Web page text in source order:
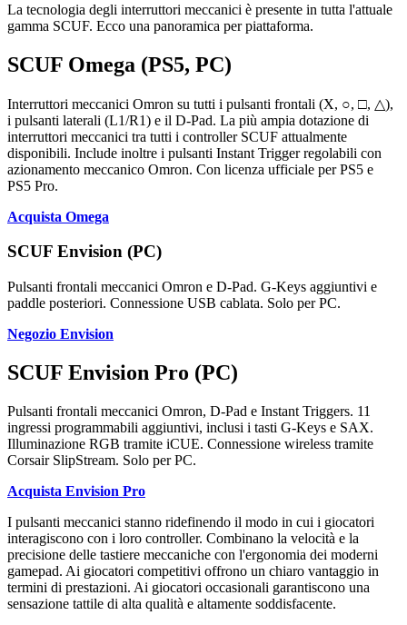
La tecnologia degli interruttori meccanici è presente in tutta l'attuale
gamma SCUF. Ecco una panoramica per piattaforma.
SCUF Omega (PS5, PC)
Interruttori meccanici Omron su tutti i pulsanti frontali (X, ○, □, △),
i pulsanti laterali (L1/R1) e il D-Pad. La più ampia dotazione di
interruttori meccanici tra tutti i controller SCUF attualmente
disponibili. Include inoltre i pulsanti Instant Trigger regolabili con
azionamento meccanico Omron. Con licenza ufficiale per PS5 e
PS5 Pro.
Acquista Omega
SCUF Envision (PC)
Pulsanti frontali meccanici Omron e D-Pad. G-Keys aggiuntivi e
paddle posteriori. Connessione USB cablata. Solo per PC.
Negozio Envision
SCUF Envision Pro (PC)
Pulsanti frontali meccanici Omron, D-Pad e Instant Triggers. 11
ingressi programmabili aggiuntivi, inclusi i tasti G-Keys e SAX.
Illuminazione RGB tramite iCUE. Connessione wireless tramite
Corsair SlipStream. Solo per PC.
Acquista Envision Pro
I pulsanti meccanici stanno ridefinendo il modo in cui i giocatori
interagiscono con i loro controller. Combinano la velocità e la
precisione delle tastiere meccaniche con l'ergonomia dei moderni
gamepad. Ai giocatori competitivi offrono un chiaro vantaggio in
termini di prestazioni. Ai giocatori occasionali garantiscono una
sensazione tattile di alta qualità e altamente soddisfacente.